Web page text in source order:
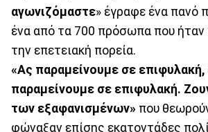
αγωνιζόμαστε» έγραφε ένα πανό
ένα από τα 700 πρόσωπα που ήταν
την επετειακή πορεία.
«Ας παραμείνουμε σε επιφυλακή,
παραμείνουμε σε επιφυλακή.
των εξαφανισμένων» που
φώναξαν επίσης εκατοντάδες